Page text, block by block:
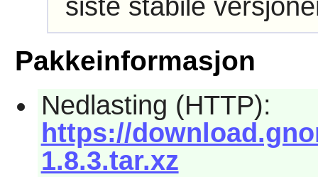
siste stabile
Pakkeinformasjon
Nedlasting (HTTP):
https://
1.8.3.tar.xz